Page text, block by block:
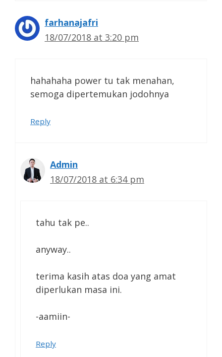
farhanajafri
18/07/2018 at 3:20 pm
hahahaha power tu tak menahan,
semoga dipertemukan jodohnya
Reply
Admin
18/07/2018 at 6:34 pm
tahu tak pe..
anyway..
terima kasih atas doa yang amat
diperlukan masa ini.
-aamiin-
Reply